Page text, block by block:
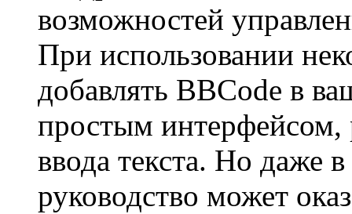
возможностей
При использовании
добавлять BBCode в
простым
ввода текста. Но даже
руководство может